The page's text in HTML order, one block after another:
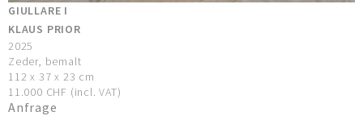
GIULLARE I
KLAUS PRIOR
2025
Zeder, bemalt
112 x 37 x 23 cm
11.000 CHF (incl. VAT)
Anfrage